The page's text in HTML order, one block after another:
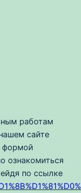
работам
сайте
формой
ознакомиться
по ссылке